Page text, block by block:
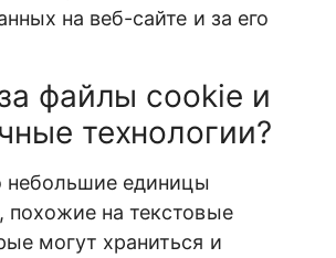
на веб-сайте и за его
файлы cookie и
технологии?
небольшие единицы
на текстовые
могут храниться и